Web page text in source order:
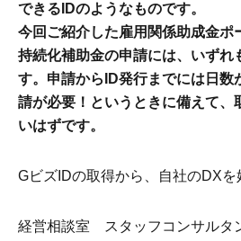
できるIDのようなものです。
今回ご紹介した雇用関係助成金ポ
持続化補助金の申請には、いずれ
す。申請からID発行までには日数
請が必要！というときに備えて、
いはずです。
GビズIDの取得から、自社のDXを
経営相談室 スタッフコンサル